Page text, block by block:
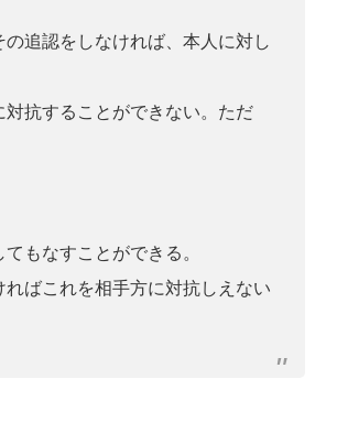
追認をしなければ、本人に対し
抗することができない。ただ
もなすことができる。
ばこれを相手方に対抗しえない